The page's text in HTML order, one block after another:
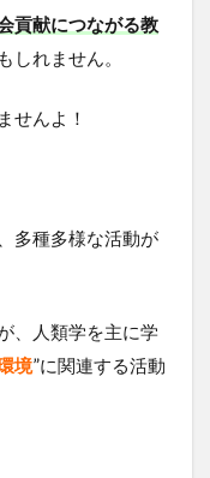
貢献につながる教
しれません。
せんよ！
多種多様な活動が
、人類学を主に学
境”に関連する活動